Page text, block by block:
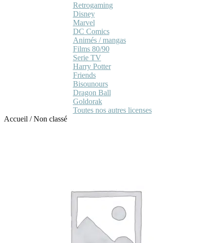
Retrogaming
Disney
Marvel
DC Comics
Animés / mangas
Films 80/90
Serie TV
Harry Potter
Friends
Bisounours
Dragon Ball
Goldorak
Toutes nos autres licenses
Accueil /Non classé